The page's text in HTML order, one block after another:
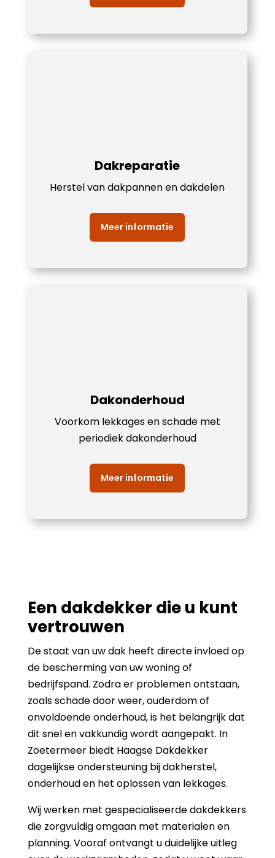
Dakreparatie
Herstel van dakpannen en dakdelen
Meer informatie
Dakonderhoud
Voorkom lekkages en schade met
periodiek dakonderhoud
Meer informatie
Een dakdekker die u kunt
vertrouwen
De staat van uw dak heeft directe invloed op
de bescherming van uw woning of
bedrijfspand. Zodra er problemen ontstaan,
zoals schade door weer, ouderdom of
onvoldoende onderhoud, is het belangrijk dat
dit snel en vakkundig wordt aangepakt. In
Zoetermeer biedt Haagse Dakdekker
dagelijkse ondersteuning bij dakherstel,
onderhoud en het oplossen van lekkages.
Wij werken met gespecialiseerde dakdekkers
die zorgvuldig omgaan met materialen en
planning. Vooraf ontvangt u duidelijke uitleg